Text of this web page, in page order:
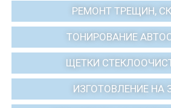
РЕМОНТ ТРЕЩИН,
ТОНИРОВАНИЕ
ЩЕТКИ
ИЗГОТОВЛЕНИЕ НА